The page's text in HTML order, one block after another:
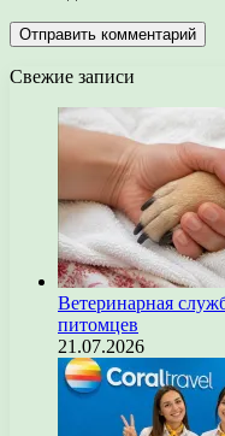
Свежие записи
Ветеринарная
питомцев
21.07.2026